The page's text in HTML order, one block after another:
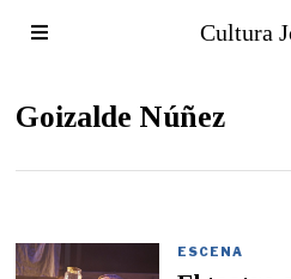
Cultura
Goizalde Núñez
ESCENA